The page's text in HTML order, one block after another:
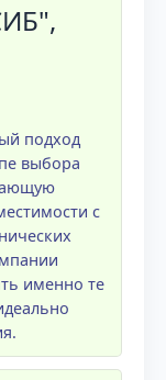
подход
выбора
с
именно те